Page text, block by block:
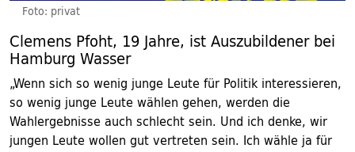
Foto: privat
Clemens Pfoht, 19 Jahre, ist Auszubildener bei
Hamburg Wasser
„Wenn sich so wenig junge Leute für Politik interessieren,
so wenig junge Leute wählen gehen, werden die
Wahlergebnisse auch schlecht sein. Und ich denke, wir
jungen Leute wollen gut vertreten sein. Ich wähle ja für